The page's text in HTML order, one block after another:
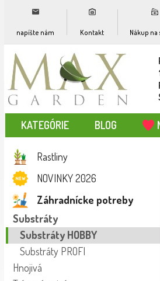
napíšte nám Kontakt Nákup na
KATEGÓRIE BLOG
Rastliny
NOVINKY 2026
Záhradnícke potreby
Substráty
Substráty HOBBY
Substráty PROFI
Hnojivá